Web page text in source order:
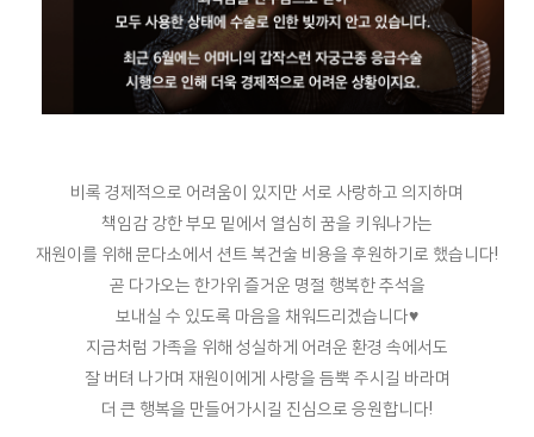
비록 경제적으로 어려움이 있지만 서로 사랑하고 의지하며
책임감 강한 부모 밑에서 열심히 꿈을 키워나가는
재원이를 위해 문다소에서 션트 복건술 비용을 후원하기로 했습니다!
곧 다가오는 한가위 즐거운 명절 행복한 추석을
보내실 수 있도록 마음을 채워드리겠습니다♥
지금처럼 가족을 위해 성실하게 어려운 환경 속에서도
잘 버텨 나가며 재원이에게 사랑을 듬뿍 주시길 바라며
더 큰 행복을 만들어가시길 진심으로 응원합니다!